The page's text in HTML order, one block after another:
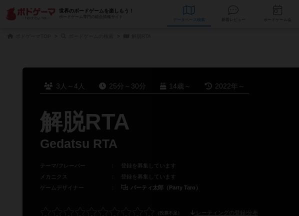
世界のボードゲームを楽しもう！
ボードゲーム専門の総合情報サイト
データベース
3人～4人 25分～30分 14歳～ 2022年～
解脱RTA
Gedatsu RTA
テーマ/フレーバー ：
登録を募集しています
メカニクス
：
登録を募集しています
ゲームデザイナー
： パーティ太郎（Party Taro）
レーティングの登録/分布